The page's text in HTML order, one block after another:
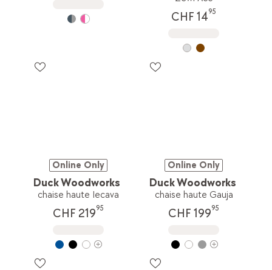
CHF 1495
Online Only
Duck Woodworks
chaise haute Iecava
CHF 21995
Online Only
Duck Woodworks
chaise haute Gauja
CHF 19995